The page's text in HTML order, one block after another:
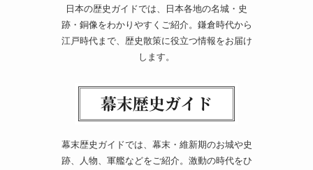
日本の歴史ガイドでは、日本各地の名城・史
跡・銅像をわかりやすくご紹介。鎌倉時代から
江戸時代まで、歴史散策に役立つ情報をお届け
します。
幕末歴史ガイドでは、幕末・維新期のお城や史
跡、人物、軍艦などをご紹介。激動の時代をひ